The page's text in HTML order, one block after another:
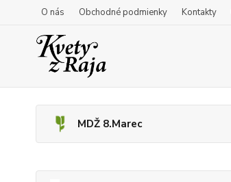
O nás Obchodné podmienky Kontakty
MDŽ 8.Marec